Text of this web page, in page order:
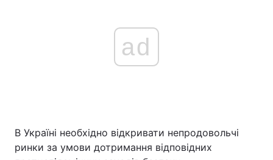
Головна Війна
ad
В Україні необхідно відкривати непродовольчі
ринки за умови дотримання відповідних